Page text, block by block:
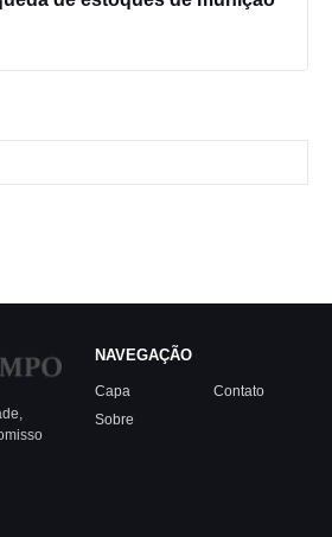
NAVEGAÇÃO
Capa
Sobre
Contato